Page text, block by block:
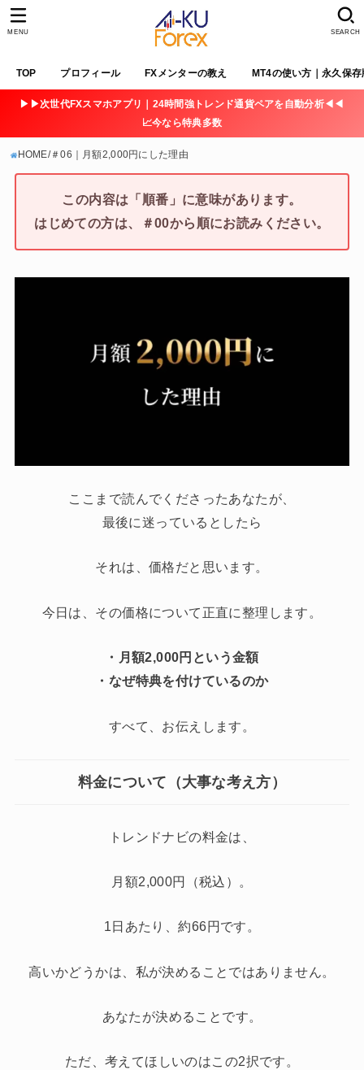
TOP プロフィール FXメンターの教え MT4の使い方｜永久保存
SEARCH
MENU
▶▶次世代FXスマホアプリ｜24時間強トレンド通貨ペアを自動分析◀◀
📈今なら特典多数
HOME ＃06｜月額2,000円にした理由
この内容は「順番」に意味があります。
はじめての方は、＃00から順にお読みください。
ここまで読んでくださったあなたが、
最後に迷っているとしたら
それは、価格だと思います。
今日は、その価格について正直に整理します。
・月額2,000円という金額
・なぜ特典を付けているのか
すべて、お伝えします。
料金について（大事な考え方）
トレンドナビの料金は、
月額2,000円（税込）。
1日あたり、約66円です。
高いかどうかは、私が決めることではありません。
あなたが決めることです。
ただ、考えてほしいのはこの2択です。